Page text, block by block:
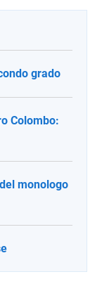
grado
Colombo:
monologo